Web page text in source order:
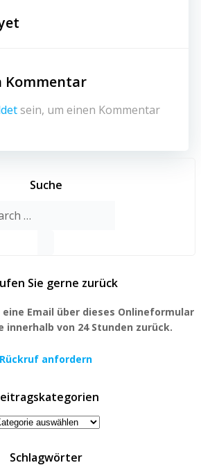
Kommentar
sein, um einen Kommentar
Suche
Sie gerne zurück
Email über dieses Onlineformular
innerhalb von 24 Stunden zurück.
Rückruf anfordern
Schlagwörter